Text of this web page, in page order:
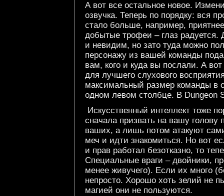
А вот все остальное новое.
озвучка. Теперь по порядку: вся
стало больше, например,
добытые трофеи – глаз радуется.
и невидим, но зато туда можно
персонажу из вашей команды
вам, кого и куда вы послали. А
для лучшего слухового
максимальный размер команды в
одном левом столбце. В Dungeon
Искусственный интеллект тоже
сначала призвать на вашу голову
ваших, а лишь потом атакуют
меч и идти знакомиться. Но вот
и прав работал безотказно, то
Специальные враги – двойники,
менее живучего). Если их много
непросто. Хорошо хоть зелий не
магией они не пользуются.